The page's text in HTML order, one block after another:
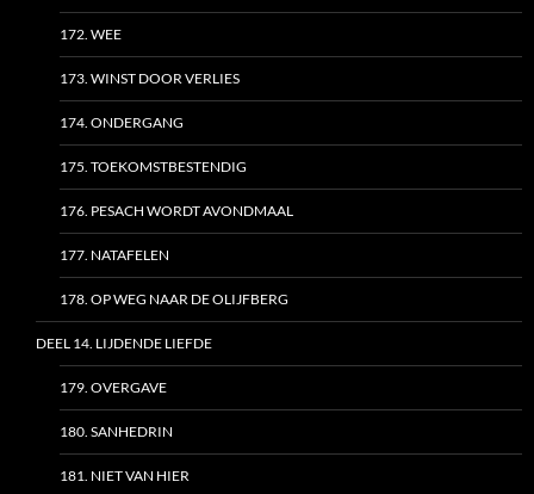
172. WEE
173. WINST DOOR VERLIES
174. ONDERGANG
175. TOEKOMSTBESTENDIG
176. PESACH WORDT AVONDMAAL
177. NATAFELEN
178. OP WEG NAAR DE OLIJFBERG
DEEL 14. LIJDENDE LIEFDE
179. OVERGAVE
180. SANHEDRIN
181. NIET VAN HIER